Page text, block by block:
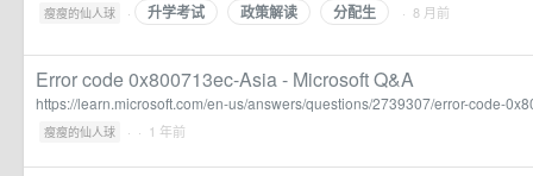
瘦瘦的仙人球 · 升学考试 政策解读 分配生 · 8 月前
Error code 0x800713ec-Asia - Microsoft Q&A
https://learn.microsoft.com/en-us/answers/questions/2739307/error-code-
瘦瘦的仙人球 · · 1 年前